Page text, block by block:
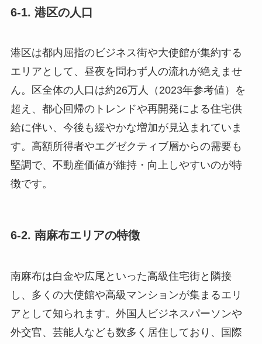
6-1. 港区の人口
港区は都内屈指のビジネス街や大使館が集約する
エリアとして、昼夜を問わず人の流れが絶えませ
ん。区全体の人口は約26万人（2023年参考値）を
超え、都心回帰のトレンドや再開発による住宅供
給に伴い、今後も緩やかな増加が見込まれていま
す。高額所得者やエグゼクティブ層からの需要も
堅調で、不動産価値が維持・向上しやすいのが特
徴です。
6-2. 南麻布エリアの特徴
南麻布は白金や広尾といった高級住宅街と隣接
し、多くの大使館や高級マンションが集まるエリ
アとして知られます。外国人ビジネスパーソンや
外交官、芸能人なども数多く居住しており、国際